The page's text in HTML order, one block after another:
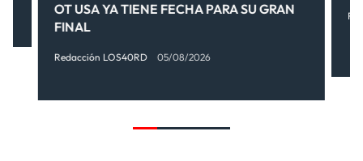
OT USA YA TIENE FECHA PARA SU GRAN
FINAL
Redacción LOS40RD 05/08/2026